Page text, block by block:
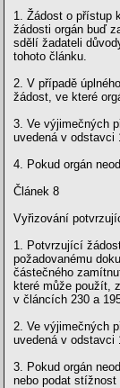
1. Žádost o přístup
žádosti orgán buď
sdělí žadateli
tohoto článku.
2. V případě
žádost, ve které
3. Ve výjimečných
uvedená v odstavci
4. Pokud orgán
Článek 8
Vyřizování
1. Potvrzující
požadovanému
částečného
které může použít,
v článcích 230 a
2. Ve výjimečných
uvedená v odstavci
3. Pokud orgán
nebo podat